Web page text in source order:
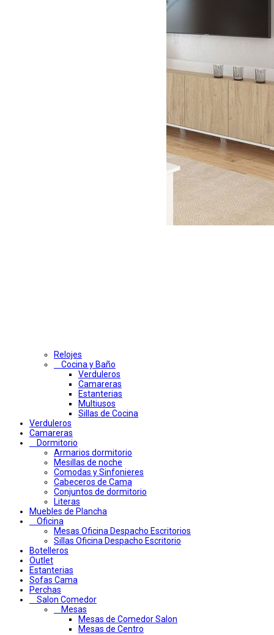
Relojes
Cocina y Baño
Verduleros
Camareras
Estanterias
Multiusos
Sillas de Cocina
Verduleros
Camareras
Dormitorio
Armarios dormitorio
Mesillas de noche
Comodas y Sinfonieres
Cabeceros de Cama
Conjuntos de dormitorio
Literas
Muebles de Plancha
Oficina
Mesas Oficina Despacho Escritorios
Sillas Oficina Despacho Escritorio
Botelleros
Outlet
Estanterias
Sofas Cama
Perchas
Salon Comedor
Mesas
Mesas de Comedor Salon
Mesas de Centro